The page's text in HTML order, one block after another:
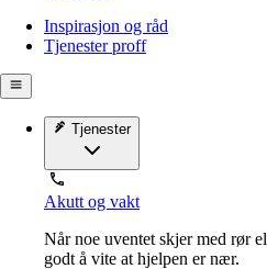
Inspirasjon og råd
Tjenester proff
Tjenester
Akutt og vakt
Når noe uventet skjer med rør
godt å vite at hjelpen er nær.